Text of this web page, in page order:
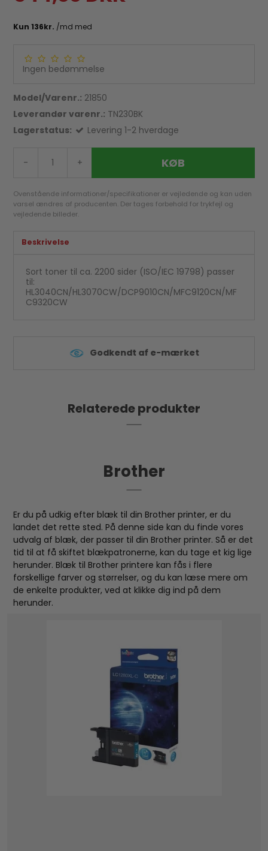
Ingen bedømmelse
Model/Varenr.: 21850
Leverandør varenr.: TN230BK
Lagerstatus:
Levering 1-2 hverdage
- + KØB
Ovenstående informationer/specifikationer er vejledende og kan uden
varsel ændres af producenten. Der tages forbehold for trykfejl og
vejledende billeder.
Beskrivelse
Sort toner til ca. 2200 sider (ISO/IEC 19798) passer
til:
HL3040CN/HL3070CW/DCP9010CN/MFC9120CN/MF
C9320CW
Godkendt af e-mærket
Relaterede produkter
Brother
Er du på udkig efter blæk til din Brother printer, er du
landet det rette sted. På denne side kan du finde vores
udvalg af blæk, der passer til din Brother printer. Så er det
tid til at få skiftet blækpatronerne, kan du tage et kig lige
herunder. Blæk til Brother printere kan fås i flere
forskellige farver og størrelser, og du kan læse mere om
de enkelte produkter, ved at klikke dig ind på dem
herunder.